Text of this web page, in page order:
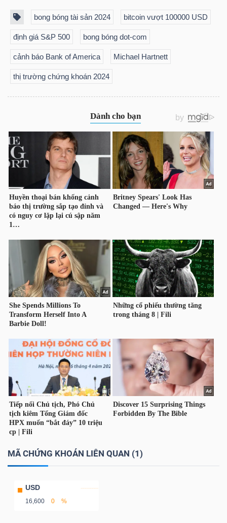
bong bóng tài sản 2024 bitcoin vượt 100000 USD
định giá S&P 500 bong bóng dot-com
cảnh báo Bank of America Michael Hartnett
thị trường chứng khoán 2024
MÃ CHỨNG KHOÁN LIÊN QUAN (1)
USD
16,600 0 %
TÍCH
VIETSTOCKFINANCE
VĨ
NGÀNH
DOANH
NGHIỆP
PHIẾU
PHÁI
SINH
TRÁI
PHIẾU
CÔNG
CỤ
TƯ